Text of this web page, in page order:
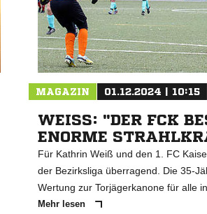
MAGAZIN 01.12.2024 | 10:15
WEISS: "DER FCK
NORME
Für Kathrin Weiß und den 1. FC
der Bezirksliga überragend. Die 35-
Wertung zur Torjägerkanone für alle
Mehr lesen